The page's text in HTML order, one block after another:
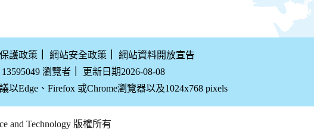
護政策 網站安全政策
網站資料開放宣告
瀏覽者
更新日期2026-08-08
以Edge、Firefox 或Chrome瀏覽器以及1024x768 pixels
and Technology 版權所有